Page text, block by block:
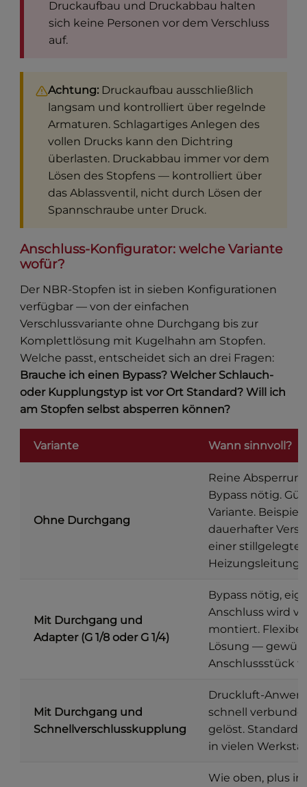
Druckaufbau und Druckabbau halten
sich keine Personen vor dem Verschluss
auf.
Achtung: Druckaufbau ausschließlich
langsam und kontrolliert über regelnde
Armaturen. Schlagartiges Anlegen des
vollen Drucks kann den Dichtring
überlasten. Druckabbau immer vor dem
Lösen des Stopfens — kontrolliert über
das Ablassventil, nicht durch Lösen der
Spannschraube unter Druck.
Anschluss-Konfigurator: welche Variante
wofür?
Der NBR-Stopfen ist in sieben Konfigurationen
verfügbar — von der einfachen
Verschlussvariante ohne Durchgang bis zur
Komplettlösung mit Kugelhahn am Stopfen.
Welche passt, entscheidet sich an drei Fragen:
Brauche ich einen Bypass? Welcher Schlauch-
oder Kupplungstyp ist vor Ort Standard? Will ich
am Stopfen selbst absperren können?
Variante Wann sinnvoll?
Ohne Durchgang
Reine
Bypass nötig.
Variante. Beispiel:
dauerhafter
einer
Heizungsleitung.
Mit Durchgang und
Adapter (G 1/8 oder G 1/4)
Bypass nötig,
Anschluss wird
montiert.
Lösung —
Anschlussstück
Mit Durchgang und
Schnellverschlusskupplung
Druckluft-
schnell
gelöst.
in vielen
Wie oben, plus